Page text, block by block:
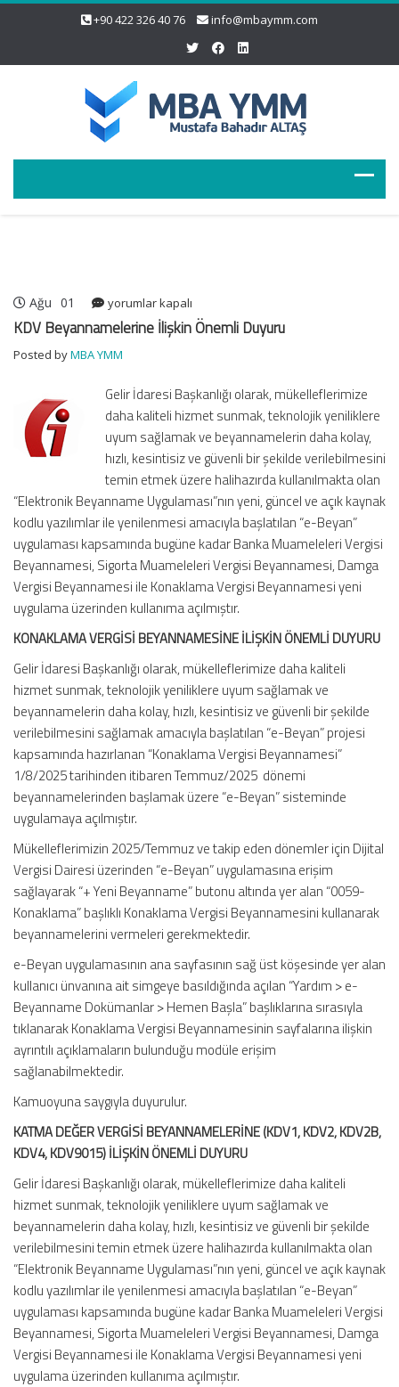
+90 422 326 40 76 info@mbaymm.com
Ağu 01
KDV
Beyannamelerine
Önemli
için
yorumlar kapalı
KDV Beyannamelerine İlişkin Önemli Duyuru
Posted byMBA YMM
Gelir İdaresi Başkanlığı olarak, mükelleflerimize
daha kaliteli hizmet sunmak, teknolojik yeniliklere
uyum sağlamak ve beyannamelerin daha kolay,
hızlı, kesintisiz ve güvenli bir şekilde verilebilmesini
temin etmek üzere halihazırda kullanılmakta olan
“Elektronik Beyanname Uygulaması”nın yeni, güncel ve açık kaynak
kodlu yazılımlar ile yenilenmesi amacıyla başlatılan “e-Beyan”
uygulaması kapsamında bugüne kadar Banka Muameleleri Vergisi
Beyannamesi, Sigorta Muameleleri Vergisi Beyannamesi, Damga
Vergisi Beyannamesi ile Konaklama Vergisi Beyannamesi yeni
uygulama üzerinden kullanıma açılmıştır.
KONAKLAMA VERGİSİ BEYANNAMESİNE İLİŞKİN ÖNEMLİ DUYURU
Gelir İdaresi Başkanlığı olarak, mükelleflerimize daha kaliteli
hizmet sunmak, teknolojik yeniliklere uyum sağlamak ve
beyannamelerin daha kolay, hızlı, kesintisiz ve güvenli bir şekilde
verilebilmesini sağlamak amacıyla başlatılan “e-Beyan” projesi
kapsamında hazırlanan “Konaklama Vergisi Beyannamesi”
1/8/2025 tarihinden itibaren Temmuz/2025 dönemi
beyannamelerinden başlamak üzere “e-Beyan” sisteminde
uygulamaya açılmıştır.
Mükelleflerimizin 2025/Temmuz ve takip eden dönemler için Dijital
Vergisi Dairesi üzerinden “e-Beyan” uygulamasına erişim
sağlayarak “+ Yeni Beyanname” butonu altında yer alan “0059-
Konaklama” başlıklı Konaklama Vergisi Beyannamesini kullanarak
beyannamelerini vermeleri gerekmektedir.
e-Beyan uygulamasının ana sayfasının sağ üst köşesinde yer alan
kullanıcı ünvanına ait simgeye basıldığında açılan “Yardım > e-
Beyanname Dokümanlar > Hemen Başla” başlıklarına sırasıyla
tıklanarak Konaklama Vergisi Beyannamesinin sayfalarına ilişkin
ayrıntılı açıklamaların bulunduğu modüle erişim
sağlanabilmektedir.
Kamuoyuna saygıyla duyurulur.
KATMA DEĞER VERGİSİ BEYANNAMELERİNE (KDV1, KDV2, KDV2B,
KDV4, KDV9015) İLİŞKİN ÖNEMLİ DUYURU
Gelir İdaresi Başkanlığı olarak, mükelleflerimize daha kaliteli
hizmet sunmak, teknolojik yeniliklere uyum sağlamak ve
beyannamelerin daha kolay, hızlı, kesintisiz ve güvenli bir şekilde
verilebilmesini temin etmek üzere halihazırda kullanılmakta olan
“Elektronik Beyanname Uygulaması”nın yeni, güncel ve açık kaynak
kodlu yazılımlar ile yenilenmesi amacıyla başlatılan “e-Beyan”
uygulaması kapsamında bugüne kadar Banka Muameleleri Vergisi
Beyannamesi, Sigorta Muameleleri Vergisi Beyannamesi, Damga
Vergisi Beyannamesi ile Konaklama Vergisi Beyannamesi yeni
uygulama üzerinden kullanıma açılmıştır.